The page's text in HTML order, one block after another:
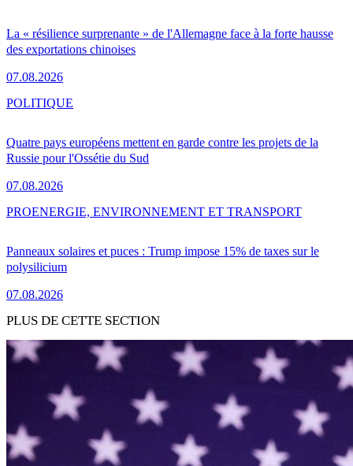
La « résilience surprenante » de l'Allemagne face à la forte hausse
des exportations chinoises
07.08.2026
Quatre pays européens mettent en garde contre les projets de la
Russie pour l'Ossétie du Sud
07.08.2026
POLITIQUE
Panneaux solaires et puces : Trump impose 15% de taxes sur le
polysilicium
07.08.2026
PROENERGIE, ENVIRONNEMENT ET TRANSPORT
PLUS DE CETTE SECTION